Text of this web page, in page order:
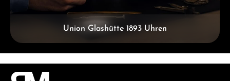
Union Glashütte 1893 Uhren